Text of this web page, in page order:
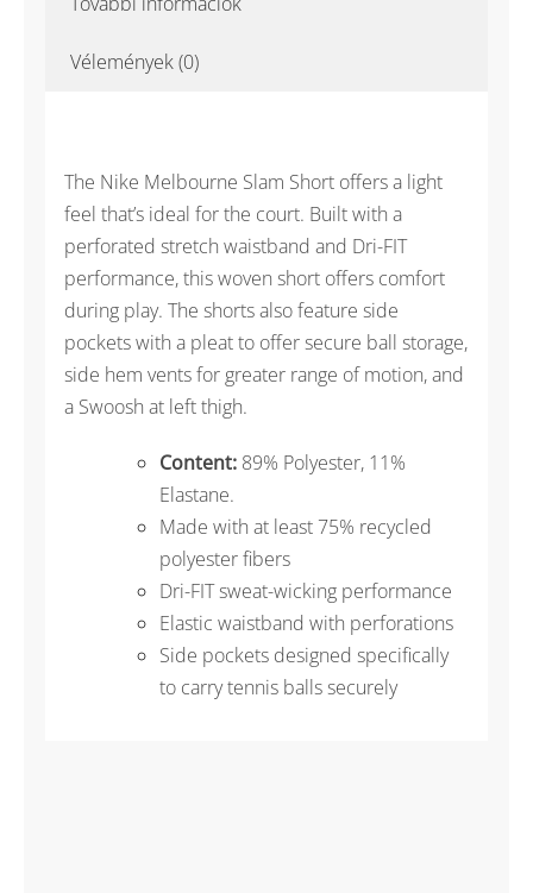
Vélemények (0)
The Nike Melbourne Slam Short offers a light
feel that’s ideal for the court. Built with a
perforated stretch waistband and Dri-FIT
performance, this woven short offers comfort
during play. The shorts also feature side
pockets with a pleat to offer secure ball storage,
side hem vents for greater range of motion, and
a Swoosh at left thigh.
Content:89% Polyester, 11%
Elastane.
Made with at least 75% recycled
polyester fibers
Dri-FIT sweat-wicking performance
Elastic waistband with perforations
Side pockets designed specifically
to carry tennis balls securely